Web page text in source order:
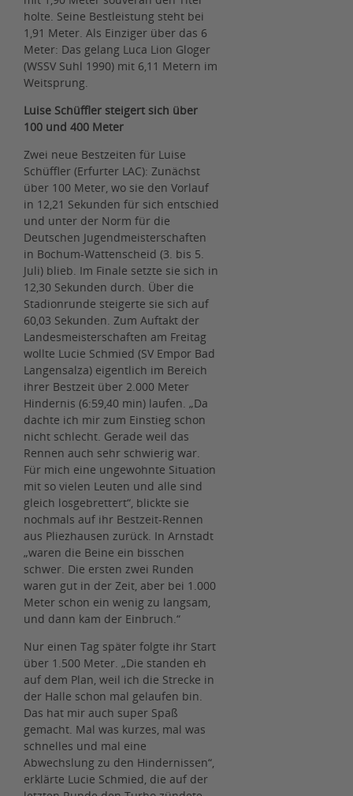
holte. Seine Bestleistung steht bei
1,91 Meter. Als Einziger über das 6
Meter: Das gelang Luca Lion Gloger
(WSSV Suhl 1990) mit 6,11 Metern im
Weitsprung.
Luise Schüffler steigert sich über
100 und 400 Meter
Zwei neue Bestzeiten für Luise
Schüffler (Erfurter LAC): Zunächst
über 100 Meter, wo sie den Vorlauf
in 12,21 Sekunden für sich entschied
und unter der Norm für die
Deutschen Jugendmeisterschaften
in Bochum-Wattenscheid (3. bis 5.
Juli) blieb. Im Finale setzte sie sich in
12,30 Sekunden durch. Über die
Stadionrunde steigerte sie sich auf
60,03 Sekunden. Zum Auftakt der
Landesmeisterschaften am Freitag
wollte Lucie Schmied (SV Empor Bad
Langensalza) eigentlich im Bereich
ihrer Bestzeit über 2.000 Meter
Hindernis (6:59,40 min) laufen. „Da
dachte ich mir zum Einstieg schon
nicht schlecht. Gerade weil das
Rennen auch sehr schwierig war.
Für mich eine ungewohnte Situation
mit so vielen Leuten und alle sind
gleich losgebrettert“, blickte sie
nochmals auf ihr Bestzeit-Rennen
aus Pliezhausen zurück. In Arnstadt
„waren die Beine ein bisschen
schwer. Die ersten zwei Runden
waren gut in der Zeit, aber bei 1.000
Meter schon ein wenig zu langsam,
und dann kam der Einbruch.“
Nur einen Tag später folgte ihr Start
über 1.500 Meter. „Die standen eh
auf dem Plan, weil ich die Strecke in
der Halle schon mal gelaufen bin.
Das hat mir auch super Spaß
gemacht. Mal was kurzes, mal was
schnelles und mal eine
Abwechslung zu den Hindernissen“,
erklärte Lucie Schmied, die auf der